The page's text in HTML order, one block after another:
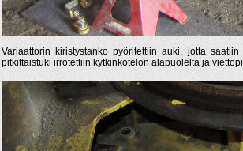
Variaattorin kiristystanko pyöritettiin auki, jotta
pitkittäistuki irrotettiin kytkinkotelon alapuolelta ja